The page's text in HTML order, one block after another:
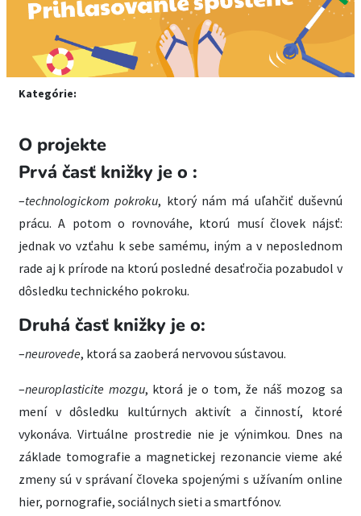
Kategórie:
O projekte
Prvá časť knižky je o :
–technologickom pokroku, ktorý nám má uľahčiť duševnú
prácu. A potom o rovnováhe, ktorú musí človek nájsť:
jednak vo vzťahu k sebe samému, iným a v neposlednom
rade aj k prírode na ktorú posledné desaťročia pozabudol v
dôsledku technického pokroku.
Druhá časť knižky je o:
–neurovede, ktorá sa zaoberá nervovou sústavou.
–neuroplasticite mozgu, ktorá je o tom, že náš mozog sa
mení v dôsledku kultúrnych aktivít a činností, ktoré
vykonáva. Virtuálne prostredie nie je výnimkou. Dnes na
základe tomografie a magnetickej rezonancie vieme aké
zmeny sú v správaní človeka spojenými s užívaním online
hier, pornografie, sociálnych sieti a smartfónov.